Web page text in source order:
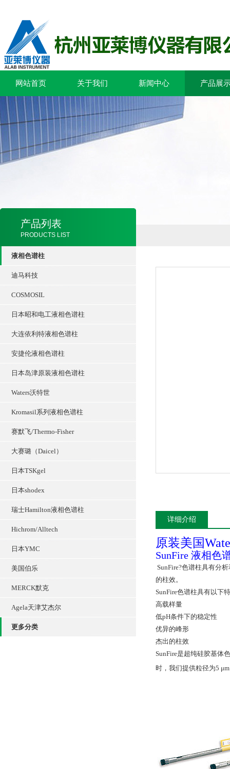
网站首页 关于我们 新闻中心 产品展
产品列表
PRODUCTS LIST
液相色谱柱
迪马科技
COSMOSIL
日本昭和电工液相色谱柱
大连依利特液相色谱柱
安捷伦液相色谱柱
日本岛津原装液相色谱柱
Waters沃特世
Kromasil系列液相色谱柱
赛默飞/Thermo-Fisher
大赛璐（Daicel）
日本TSKgel
日本shodex
瑞士Hamilton液相色谱柱
Hichrom/Alltech
日本YMC
美国伯乐
MERCK默克
Agela天津艾杰尔
更多分类
详细介绍
原装美国
SunFire 液相色
SunFire?色谱柱具有分
的柱效。
SunFire色谱柱具有以下
高载样量
低pH条件下的稳定性
优异的峰形
杰出的柱效
SunFire是超纯硅胶基体
时，我们提供粒径为5